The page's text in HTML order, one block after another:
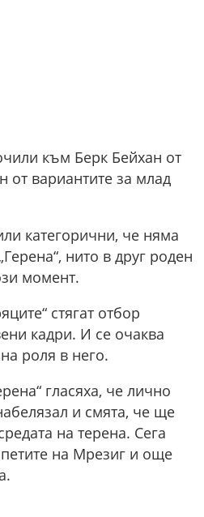
към Берк Бейхан от
от вариантите за млад
категорични, че няма
нито в друг роден
момент.
стягат отбор
кадри. И се очаква
роля в него.
гласяха, че лично
и смята, че ще
на терена. Сега
петите на Мрезиг и още